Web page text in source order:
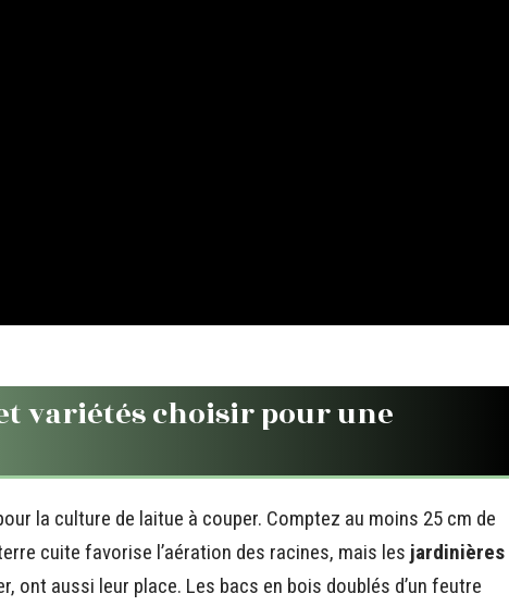
variétés choisir pour une
la culture de laitue à couper. Comptez au moins 25 cm de
cuite favorise l’aération des racines, mais les jardinières
ont aussi leur place. Les bacs en bois doublés d’un feutre